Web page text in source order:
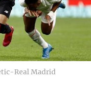
Real Madrid